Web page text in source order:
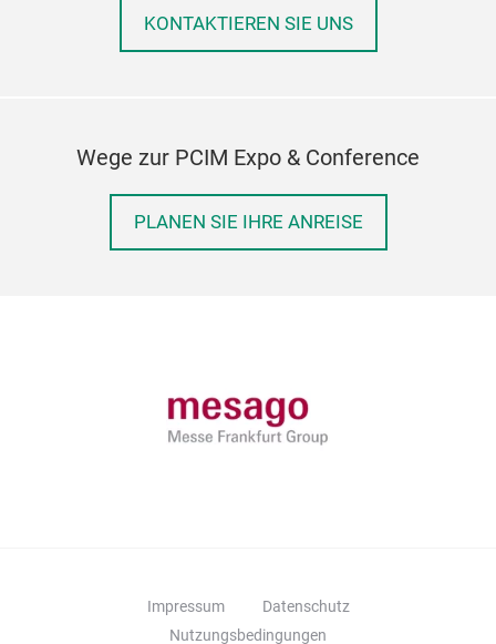
KONTAKTIEREN SIE UNS
Wege zur PCIM Expo & Conference
PLANEN SIE IHRE ANREISE
Impressum
Datenschutz
Nutzungsbedingungen